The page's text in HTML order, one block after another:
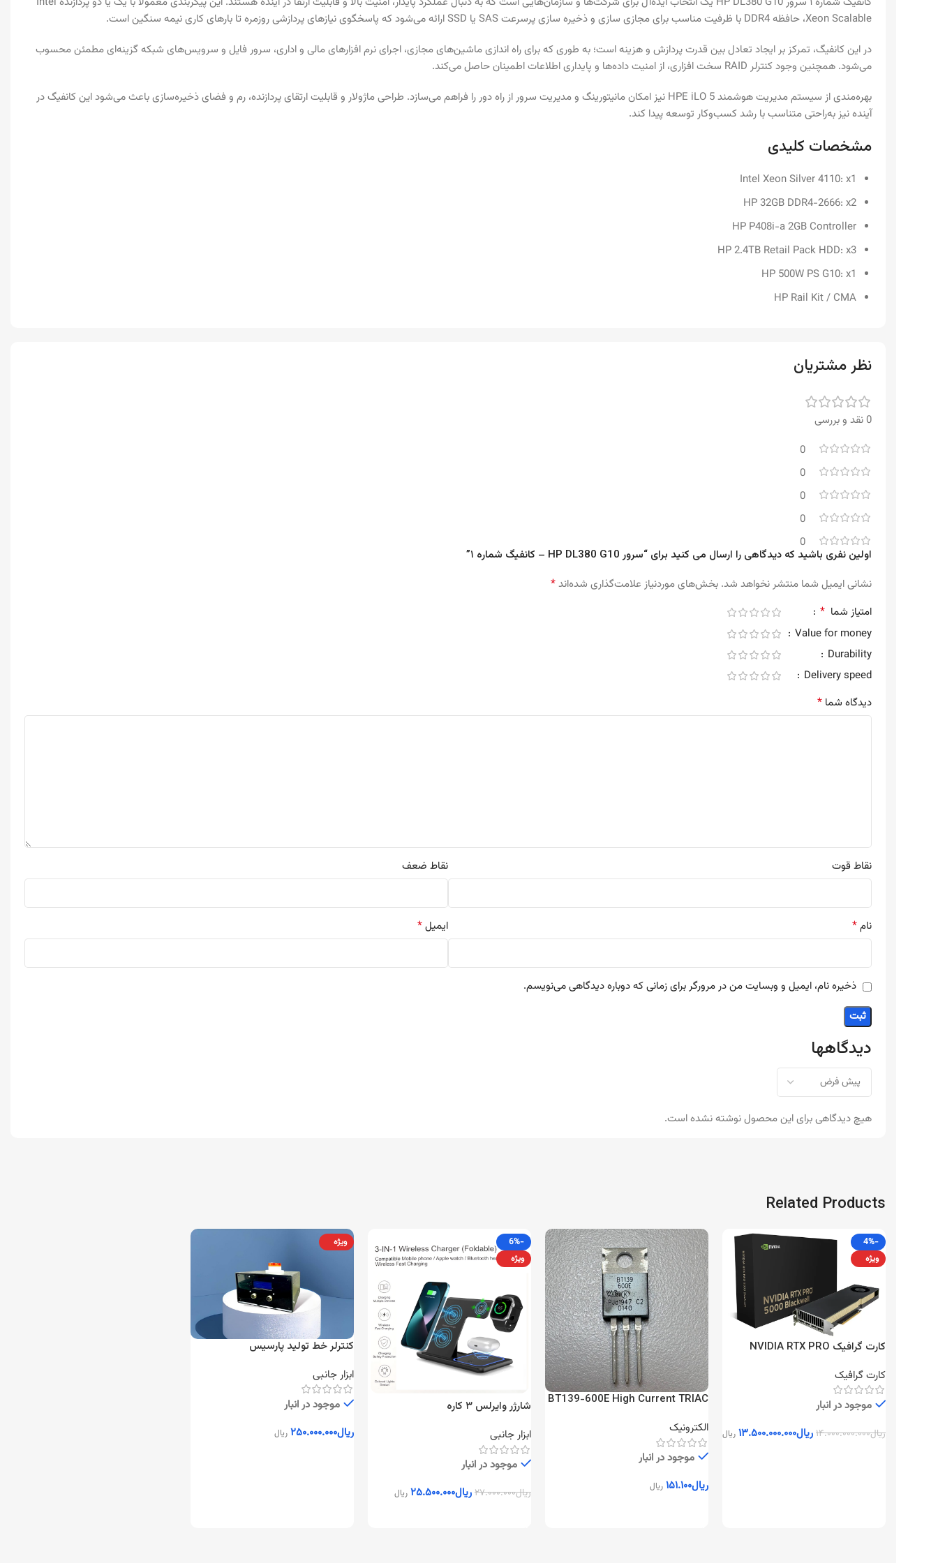
Xeon Scalable، حافظه DDR4 با ظرفیت مناسب برای مجازی‌ سازی و ذخیره‌ سازی پرسرعت SAS یا SSD ارائه می‌شود که پاسخگوی نیازهای پردازشی روزمره تا بارهای کاری نیمه‌ سنگین است.
در این کانفیگ، تمرکز بر ایجاد تعادل بین قدرت پردازش و هزینه است؛ به‌ طوری‌ که برای راه‌ اندازی ماشین‌های مجازی، اجرای نرم‌ افزارهای مالی و اداری، سرور فایل و سرویس‌های شبکه گزینه‌ای مطمئن محسوب
می‌شود. همچنین وجود کنترلر RAID سخت‌ افزاری، از امنیت داده‌ها و پایداری اطلاعات اطمینان حاصل می‌کند.
بهره‌مندی از سیستم مدیریت هوشمند HPE iLO 5 نیز امکان مانیتورینگ و مدیریت سرور از راه دور را فراهم می‌سازد. طراحی ماژولار و قابلیت ارتقای پردازنده، رم و فضای ذخیره‌سازی باعث می‌شود این کانفیگ در
آینده نیز به‌راحتی متناسب با رشد کسب‌وکار توسعه پیدا کند.
مشخصات کلیدی
Intel Xeon Silver 4110: x1
HP 32GB DDR4-2666: x2
HP P408i-a 2GB Controller
HP 2.4TB Retail Pack HDD: x3
HP 500W PS G10: x1
HP Rail Kit / CMA
نظر مشتریان
0 نقد و بررسی
0
0
0
0
0
دیدگاهها
هیچ دیدگاهی برای این محصول نوشته نشده است.
اولین نفری باشید که دیدگاهی را ارسال می کنید برای “سرور HP DL380 G10 – کانفیگ شماره ۱”
نشانی ایمیل شما منتشر نخواهد شد. بخش‌های موردنیاز علامت‌گذاری شده‌اند*
امتیاز شما *
Value for money
Durability
Delivery speed
دیدگاه شما *
نقاط قوت نقاط ضعف
نام* ایمیل*
ذخیره نام، ایمیل و وبسایت من در مرورگر برای زمانی که دوباره دیدگاهی می‌نویسم.
Related Products
-4%
ویژه
کارت گرافیک NVIDIA RTX PRO
کارت گرافیک
موجود در انبار
ریال۱۴.۰۰۰.۰۰۰.۰۰۰ریال۱۳.۵۰۰.۰۰۰.۰۰۰ ریال
BT139-600E High Current TRIAC
الکترونیک
موجود در انبار
ریال۱۵۱.۱۰۰ ریال
-6%
ویژه
شارژر وایرلس ۳ کاره
ابزار جانبی
موجود در انبار
ریال۲۷.۰۰۰.۰۰۰ریال۲۵.۵۰۰.۰۰۰ ریال
ویژه
کنترلر خط تولید پارسیس
ابزار جانبی
موجود در انبار
ریال۲۵۰.۰۰۰.۰۰۰ ریال